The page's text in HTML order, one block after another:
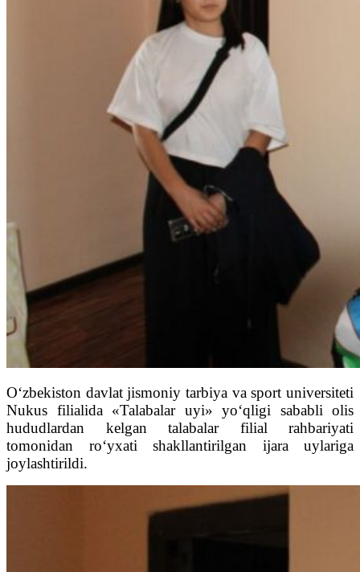
O‘zbekiston davlat jismoniy tarbiya va sport universiteti
Nukus filialida «Talabalar uyi» yo‘qligi sababli olis
hududlardan kelgan talabalar filial rahbariyati
tomonidan ro‘yxati shakllantirilgan ijara uylariga
joylashtirildi.